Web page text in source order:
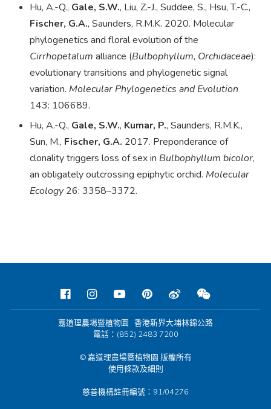
Hu, A.-Q., Gale, S.W., Liu, Z.-J., Suddee, S., Hsu, T.-C.,
Fischer, G.A., Saunders, R.M.K. 2020. Molecular
phylogenetics and floral evolution of the
Cirrhopetalum alliance (Bulbophyllum, Orchidaceae):
evolutionary transitions and phylogenetic signal
variation. Molecular Phylogenetics and Evolution
143: 106689.
Hu, A.-Q., Gale, S.W., Kumar, P., Saunders, R.M.K.,
Sun, M., Fischer, G.A. 2017. Preponderance of
clonality triggers loss of sex in Bulbophyllum bicolor,
an obligately outcrossing epiphytic orchid. Molecular
Ecology26: 3358–3372.
嘉道理農場暨植物園 香港新界大埔林錦公路
電話：(852) 2483 7200
© 嘉道理農場暨植物園 版權所有
使用條款及細則
慈善機構註冊編號：91/04276